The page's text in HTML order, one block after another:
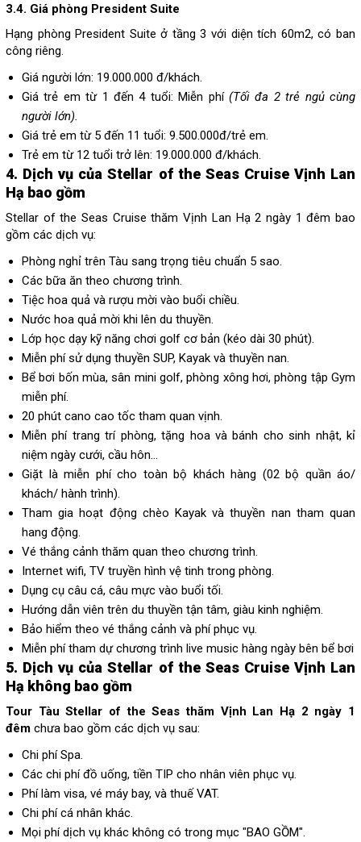
3.4. Giá phòng President Suite
Hạng phòng President Suite ở tầng 3 với diện tích 60m2, có ban
công riêng.
Giá người lớn: 19.000.000 đ/khách.
Giá trẻ em từ 1 đến 4 tuổi: Miễn phí (Tối đa 2 trẻ ngủ cùng
người lớn).
Giá trẻ em từ 5 đến 11 tuổi: 9.500.000đ/trẻ em.
Trẻ em từ 12 tuổi trở lên: 19.000.000 đ/khách.
4. Dịch vụ của Stellar of the Seas Cruise Vịnh Lan
Hạ bao gồm
Stellar of the Seas Cruise thăm Vịnh Lan Hạ 2 ngày 1 đêm bao
gồm các dịch vụ:
Phòng nghỉ trên Tàu sang trọng tiêu chuẩn 5 sao.
Các bữa ăn theo chương trình.
Tiệc hoa quả và rượu mời vào buổi chiều.
Nước hoa quả mời khi lên du thuyền.
Lớp học dạy kỹ năng chơi golf cơ bản (kéo dài 30 phút).
Miễn phí sử dụng thuyền SUP, Kayak và thuyền nan.
Bể bơi bốn mùa, sân mini golf, phòng xông hơi, phòng tập Gym
miễn phí.
20 phút cano cao tốc tham quan vịnh.
Miễn phí trang trí phòng, tặng hoa và bánh cho sinh nhật, kỉ
niệm ngày cưới, cầu hôn…
Giặt là miễn phí cho toàn bộ khách hàng (02 bộ quần áo/
khách/ hành trình).
Tham gia hoạt động chèo Kayak và thuyền nan tham quan
hang động.
Vé thắng cảnh thăm quan theo chương trình.
Internet wifi, TV truyền hình vệ tinh trong phòng.
Dụng cụ câu cá, câu mực vào buổi tối.
Hướng dẫn viên trên du thuyền tận tâm, giàu kinh nghiệm.
Bảo hiểm theo vé thắng cảnh và phí phục vụ.
Miễn phí tham dự chương trình live music hàng ngày bên bể bơi
5. Dịch vụ của Stellar of the Seas Cruise Vịnh Lan
Hạ không bao gồm
Tour Tàu Stellar of the Seas thăm Vịnh Lan Hạ 2 ngày 1
đêm chưa bao gồm các dịch vụ sau:
Chi phí Spa.
Các chi phí đồ uống, tiền TIP cho nhân viên phục vụ.
Phí làm visa, vé máy bay, và thuế VAT.
Chi phí cá nhân khác.
Mọi phí dịch vụ khác không có trong mục "BAO GỒM".